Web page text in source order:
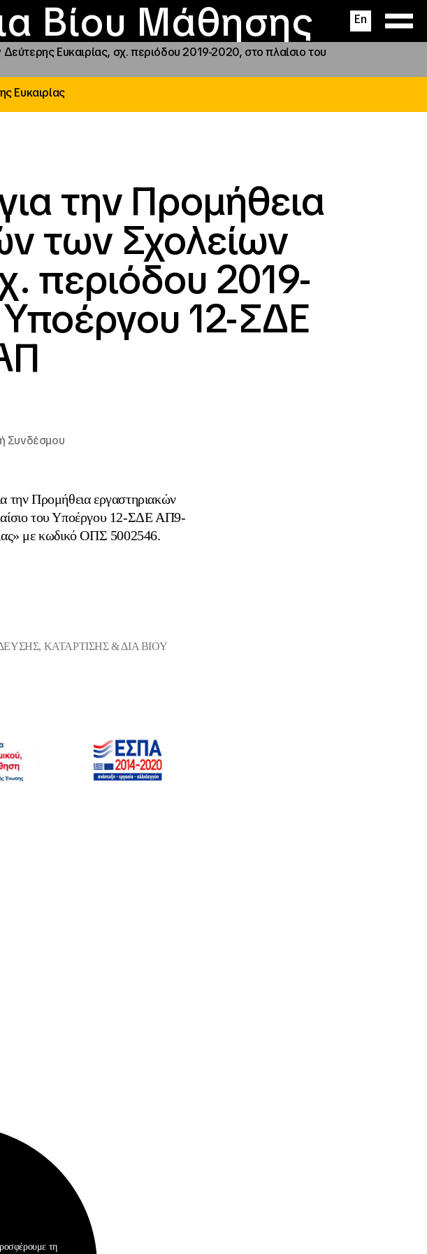
Βίου Μάθησης En
δράσεις
Ευκαιρίας, σχ. περιόδου 2019-2020, στο πλαίσιο του
Ευκαιρίας
την Προμήθεια
των Σχολείων
περιόδου 2019-
12-ΣΔΕ
Συνδέσμου
την Προμήθεια εργαστηριακών
του Υποέργου 12-ΣΔΕ ΑΠ9-
με κωδικό ΟΠΣ 5002546.
ΚΑΤΑΡΤΙΣΗΣ & ΔΙΑ ΒΙΟΥ
τη